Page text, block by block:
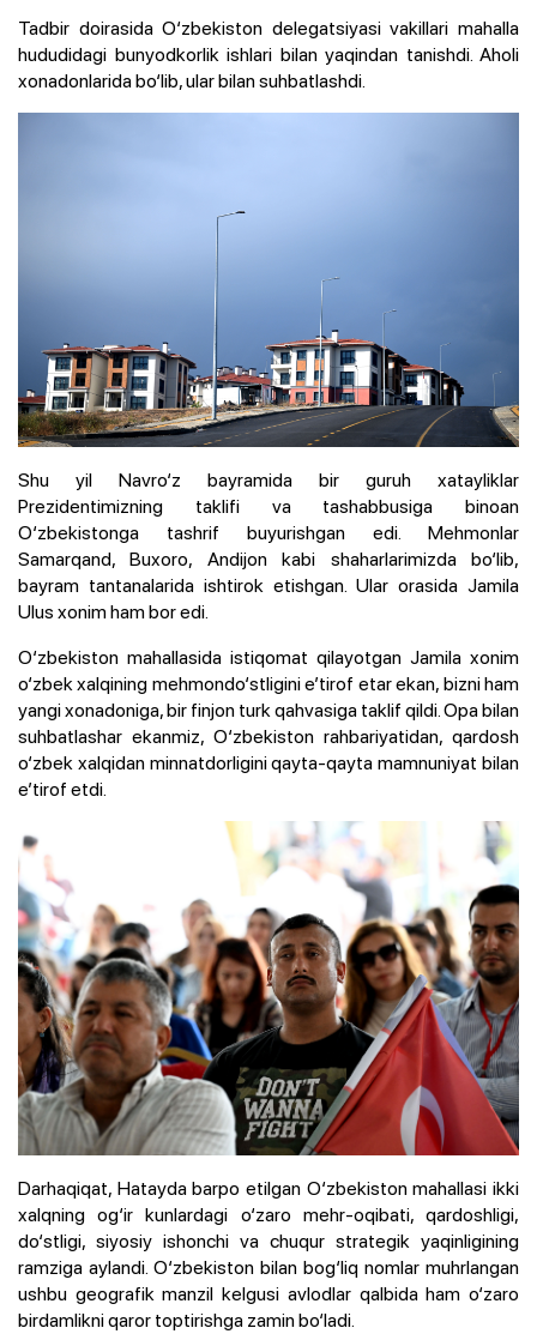
Tadbir doirasida O‘zbekiston delegatsiyasi vakillari mahalla
hududidagi bunyodkorlik ishlari bilan yaqindan tanishdi. Aholi
xonadonlarida bo‘lib, ular bilan suhbatlashdi.
Shu yil Navro‘z bayramida bir guruh xatayliklar
Prezidentimizning taklifi va tashabbusiga binoan
O‘zbekistonga tashrif buyurishgan edi. Mehmonlar
Samarqand, Buxoro, Andijon kabi shaharlarimizda bo‘lib,
bayram tantanalarida ishtirok etishgan. Ular orasida Jamila
Ulus xonim ham bor edi.
O‘zbekiston mahallasida istiqomat qilayotgan Jamila xonim
o‘zbek xalqining mehmondo‘stligini e’tirof etar ekan, bizni ham
yangi xonadoniga, bir finjon turk qahvasiga taklif qildi. Opa bilan
suhbatlashar ekanmiz, O‘zbekiston rahbariyatidan, qardosh
o‘zbek xalqidan minnatdorligini qayta-qayta mamnuniyat bilan
e’tirof etdi.
Darhaqiqat, Hatayda barpo etilgan O‘zbekiston mahallasi ikki
xalqning og‘ir kunlardagi o‘zaro mehr-oqibati, qardoshligi,
do‘stligi, siyosiy ishonchi va chuqur strategik yaqinligining
ramziga aylandi. O‘zbekiston bilan bog‘liq nomlar muhrlangan
ushbu geografik manzil kelgusi avlodlar qalbida ham o‘zaro
birdamlikni qaror toptirishga zamin bo‘ladi.